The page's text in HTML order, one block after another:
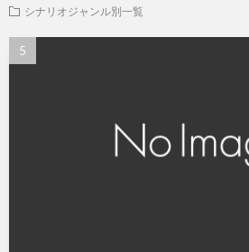
シナリオジャンル別一覧